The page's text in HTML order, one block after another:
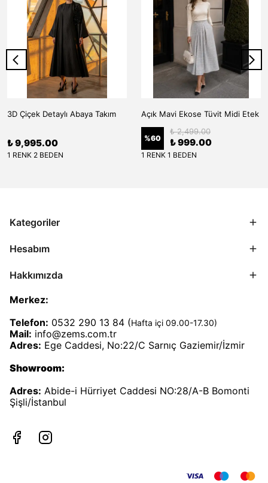
3D Çiçek Detaylı Abaya Takım
₺ 9,995.00
1 RENK 2 BEDEN
Açık Mavi Ekose Tüvit Midi Etek
%60
₺ 2,499.00
₺ 999.00
1 RENK 1 BEDEN
Kategoriler
Hesabım
Hakkımızda
Merkez:
Telefon: 0532 290 13 84 (Hafta içi 09.00-17.30)
Mail: info@zems.com.tr
Adres: Ege Caddesi, No:22/C Sarnıç Gaziemir/İzmir
Showroom:
Adres: Abide-i Hürriyet Caddesi NO:28/A-B Bomonti
Şişli/İstanbul